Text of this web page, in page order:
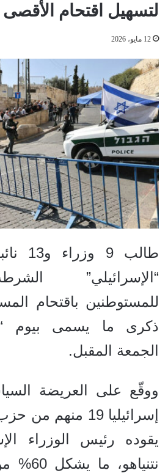
لتسهيل اقتحام
12 مايو، 2026
طالب
“الإسرائيلي”
للمستوطنين باقتحام
ذكرى ما يسمى بيوم
الجمعة المقبل.
إسرائيليا 19 منهم
يقوده رئيس الوزراء
نتنياهو، ما يشكل 60% من كتلة “